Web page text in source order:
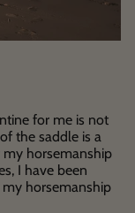
for me is not
the saddle is a
horsemanship
I have been
horsemanship